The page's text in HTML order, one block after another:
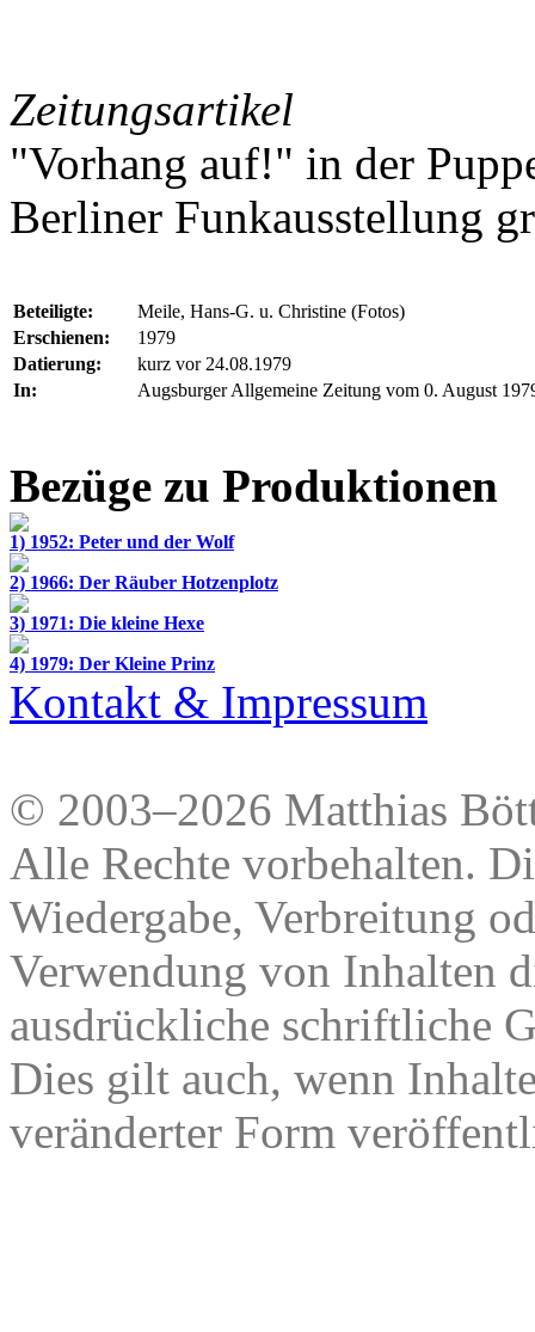
Zeitungsartikel
"Vorhang auf!" in der
Berliner Funkausstellung
Beteiligte:
Meile, Hans-G. u. Christine (Fotos)
Erschienen:
1979
Datierung:
kurz vor 24.08.1979
In:
Augsburger Allgemeine Zeitung vom 0. August
Bezüge zu Produktionen
1) 1952: Peter und der Wolf
2) 1966: Der Räuber Hotzenplotz
3) 1971: Die kleine Hexe
4) 1979: Der Kleine Prinz
Kontakt & Impressum
© 2003–2026 Matthias
Alle Rechte vorbehalten.
Wiedergabe, Verbreitung
Verwendung von Inhalten
ausdrückliche schriftliche
Dies gilt auch, wenn
veränderter Form